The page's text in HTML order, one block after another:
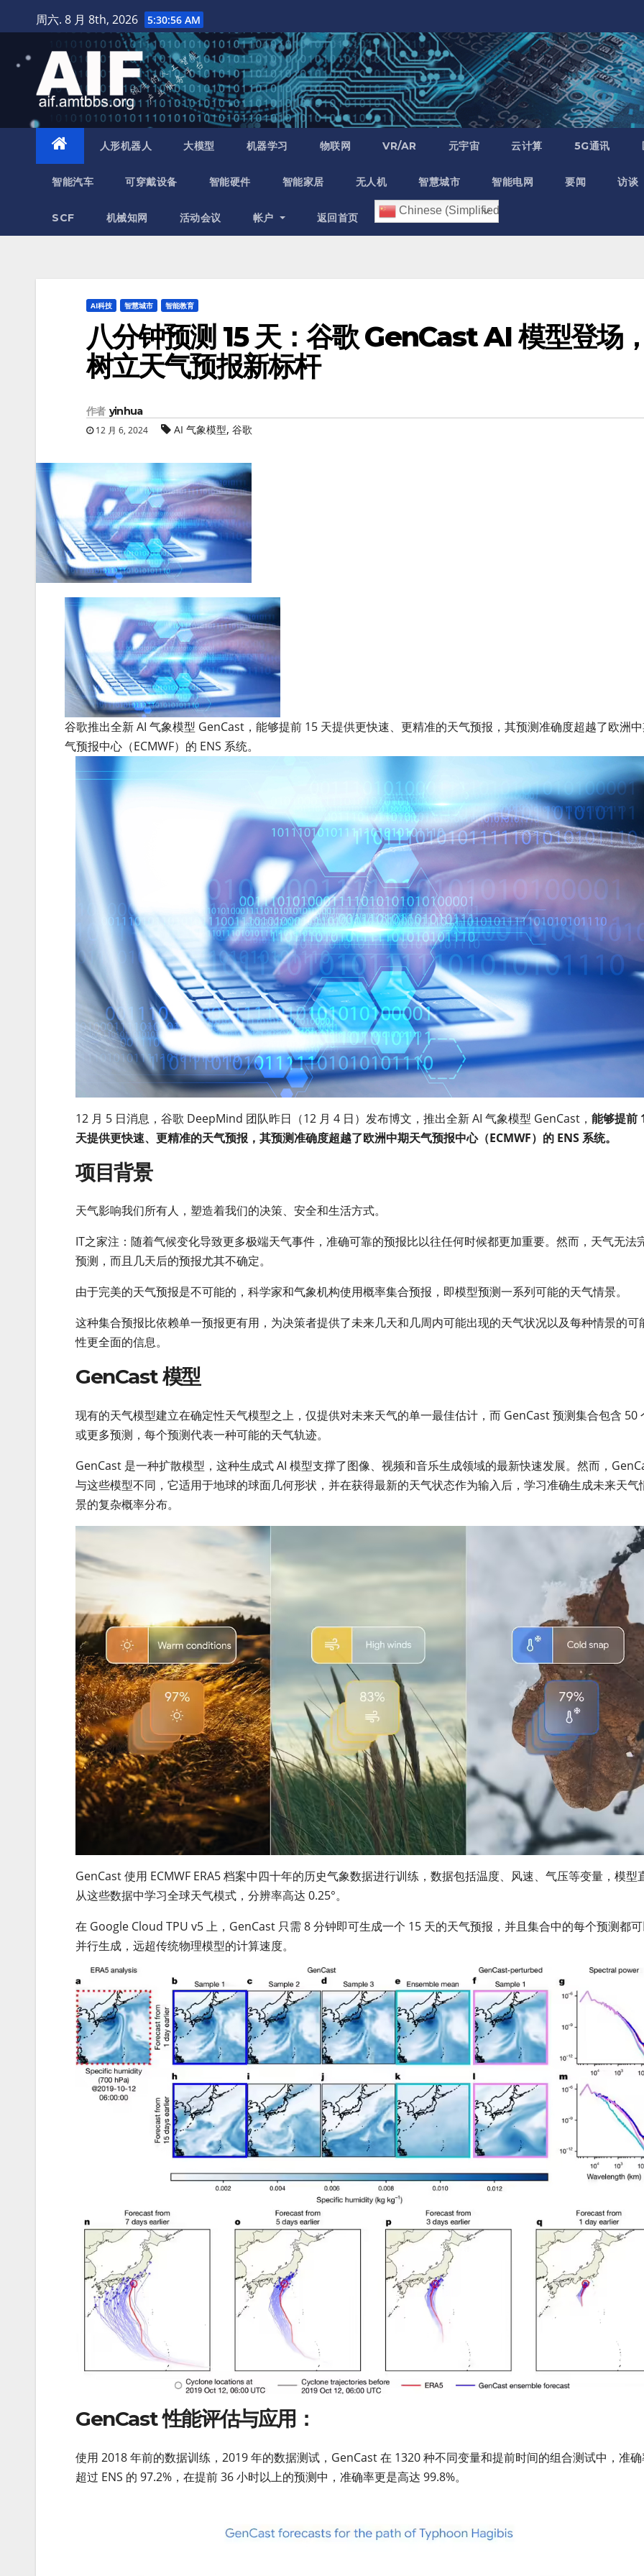
至
周六. 8 月 8th, 2026 5:30:58 AM
人形机器人 大模型 机器学习 物联网 VR/AR 元宇宙 云计算 5G通讯
智能汽车 可穿戴设备 智能硬件 智能家居 无人机 智慧城市 智能电网 要闻 访谈
SCF 机械知网 活动会议 帐户 返回首页
Chinese (Simplified)
AI科技 智慧城市 智能教育
八分钟预测 15 天：谷歌 GenCast AI 模型登场
树立天气预报新标杆
作者 yinhua
12 月 6, 2024 AI 气象模型, 谷歌
谷歌推出全新 AI 气象模型 GenCast，能够提前 15 天提供更快速、更精准的天气预报，其预测准确度超越了欧洲
气预报中心（ECMWF）的 ENS 系统。
12 月 5 日消息，谷歌 DeepMind 团队昨日（12 月 4 日）发布博文，推出全新 AI 气象模型 GenCast， 能够提前
天提供更快速、更精准的天气预报，其预测准确度超越了欧洲中期天气预报中心（ECMWF）的 ENS 系统。
项目背景
天气影响我们所有人，塑造着我们的决策、安全和生活方式。
IT之家注：随着气候变化导致更多极端天气事件，准确可靠的预报比以往任何时候都更加重要。然而，天气无法
预测，而且几天后的预报尤其不确定。
由于完美的天气预报是不可能的，科学家和气象机构使用概率集合预报，即模型预测一系列可能的天气情景。
这种集合预报比依赖单一预报更有用，为决策者提供了未来几天和几周内可能出现的天气状况以及每种情景的可
性更全面的信息。
GenCast 模型
现有的天气模型建立在确定性天气模型之上，仅提供对未来天气的单一最佳估计，而 GenCast 预测集合包含 50
或更多预测，每个预测代表一种可能的天气轨迹。
GenCast 是一种扩散模型，这种生成式 AI 模型支撑了图像、视频和音乐生成领域的最新快速发展。然而，
与这些模型不同，它适用于地球的球面几何形状，并在获得最新的天气状态作为输入后，学习准确生成未来天气
景的复杂概率分布。
GenCast 使用 ECMWF ERA5 档案中四十年的历史气象数据进行训练，数据包括温度、风速、气压等变量，模型
从这些数据中学习全球天气模式，分辨率高达 0.25°。
在 Google Cloud TPU v5 上，GenCast 只需 8 分钟即可生成一个 15 天的天气预报，并且集合中的每个预测都
并行生成，远超传统物理模型的计算速度。
GenCast 性能评估与应用：
使用 2018 年前的数据训练，2019 年的数据测试，GenCast 在 1320 种不同变量和提前时间的组合测试中，准
超过 ENS 的 97.2%，在提前 36 小时以上的预测中，准确率更是高达 99.8%。